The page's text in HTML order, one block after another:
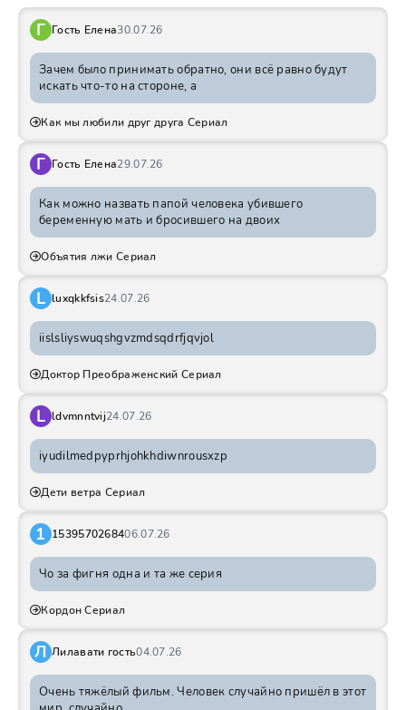
Г Гость Елена30.07.26
Зачем было принимать обратно, они всё равно будут
искать что-то на стороне, а
Как мы любили друг друга Сериал
Г Гость Елена29.07.26
Как можно назвать папой человека убившего
беременную мать и бросившего на двоих
Объятия лжи Сериал
L luxqkkfsis24.07.26
iislsliyswuqshgvzmdsqdrfjqvjol
Доктор Преображенский Сериал
L ldvmnntvij24.07.26
iyudilmedpyprhjohkhdiwnrousxzp
Дети ветра Сериал
1 1539570268406.07.26
Чо за фигня одна и та же серия
Кордон Сериал
Л Лилавати гость04.07.26
Очень тяжёлый фильм. Человек случайно пришёл в этот